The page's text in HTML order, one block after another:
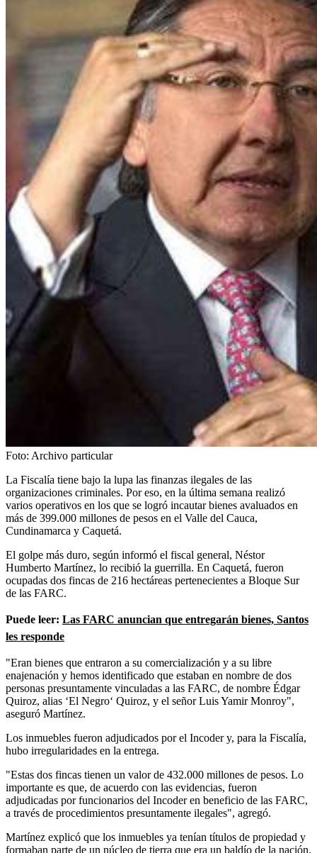
Foto: Archivo particular
La Fiscalía tiene bajo la lupa las finanzas ilegales de las
organizaciones criminales. Por eso, en la última semana realizó
varios operativos en los que se logró incautar bienes avaluados en
más de 399.000 millones de pesos en el Valle del Cauca,
Cundinamarca y Caquetá.
El golpe más duro, según informó el fiscal general, Néstor
Humberto Martínez, lo recibió la guerrilla. En Caquetá, fueron
ocupadas dos fincas de 216 hectáreas pertenecientes a Bloque Sur
de las FARC.
Puede leer: Las FARC anuncian que entregarán bienes, Santos
les responde
"Eran bienes que entraron a su comercialización y a su libre
enajenación y hemos identificado que estaban en nombre de dos
personas presuntamente vinculadas a las FARC, de nombre Édgar
Quiroz, alias ‘El Negro‘ Quiroz, y el señor Luis Yamir Monroy",
aseguró Martínez.
Los inmuebles fueron adjudicados por el Incoder y, para la Fiscalía,
hubo irregularidades en la entrega.
"Estas dos fincas tienen un valor de 432.000 millones de pesos. Lo
importante es que, de acuerdo con las evidencias, fueron
adjudicadas por funcionarios del Incoder en beneficio de las FARC,
a través de procedimientos presuntamente ilegales", agregó.
Martínez explicó que los inmuebles ya tenían títulos de propiedad y
formaban parte de un núcleo de tierra que era un baldío de la nación.